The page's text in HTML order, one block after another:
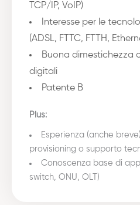
TCP/IP, VoIP)
Interesse per le
(ADSL, FTTC, FTTH,
Buona dimestichezza
digitali
Patente B
Plus:
Esperienza (anche
provisioning o supporto
Conoscenza base di
switch, ONU, OLT)